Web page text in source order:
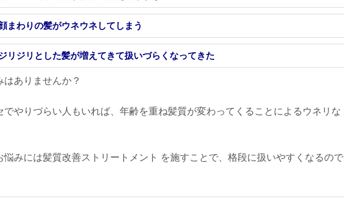
まわりの髪がウネウネしてしまう
リジリとした髪が増えてきて扱いづらくなってきた
はありませんか？
でやりづらい人もいれば、年齢を重ね髪質が変わってくることによるウネリな
悩みには髪質改善ストリートメント を施すことで、格段に扱いやすくなるので